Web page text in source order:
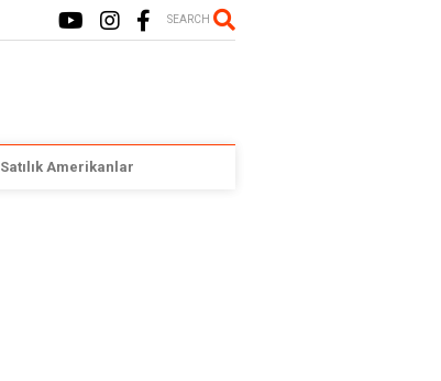
SEARCH
Satılık Amerikanlar